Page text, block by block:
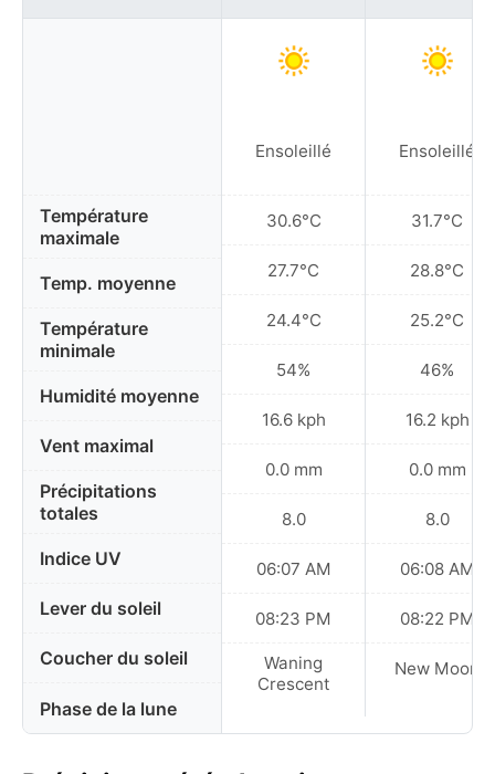
Température
maximale
Temp. moyenne
Température
minimale
Humidité moyenne
Vent maximal
Précipitations
totales
Indice UV
Lever du soleil
Coucher du soleil
Phase de la lune
Ensoleillé
30.6°C
27.7°C
24.4°C
54%
16.6 kph
0.0 mm
8.0
06:07 AM
08:23 PM
Waning
Crescent
Ensoleillé
31.7°C
28.8°C
25.2°C
46%
16.2 kph
0.0 mm
8.0
06:08 AM
08:22 PM
New Moon